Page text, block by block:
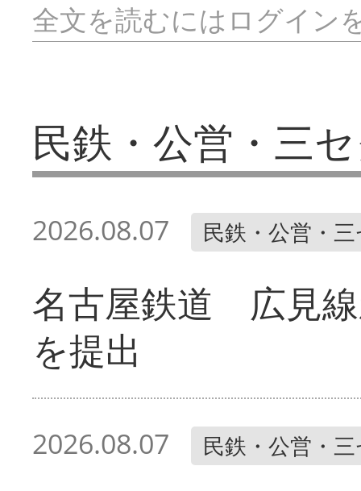
全文を読むにはログイン
民鉄・公営・三
2026.08.07 民鉄・公営・
名古屋鉄道 広見
を提出
2026.08.07 民鉄・公営・